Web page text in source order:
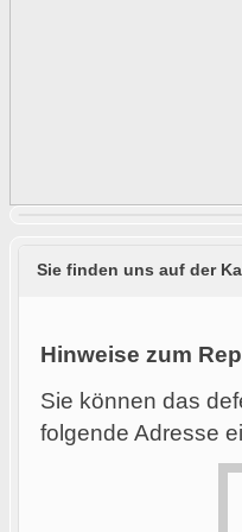
Sie finden uns auf der
Hinweise zum
Sie können das
folgende Adresse